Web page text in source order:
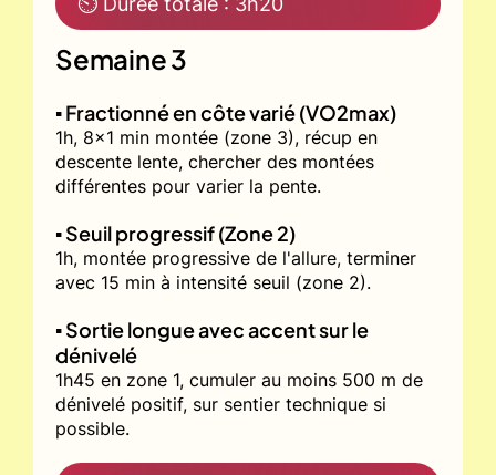
Semaine 3
▪️ Fractionné en côte varié (VO2max)
1h, 8x1 min montée (zone 3), récup en
descente lente, chercher des montées
différentes pour varier la pente.
▪️ Seuil progressif (Zone 2)
1h, montée progressive de l'allure, terminer
avec 15 min à intensité seuil (zone 2).
▪️ Sortie longue avec accent sur le
dénivelé
1h45 en zone 1, cumuler au moins 500 m de
dénivelé positif, sur sentier technique si
possible.